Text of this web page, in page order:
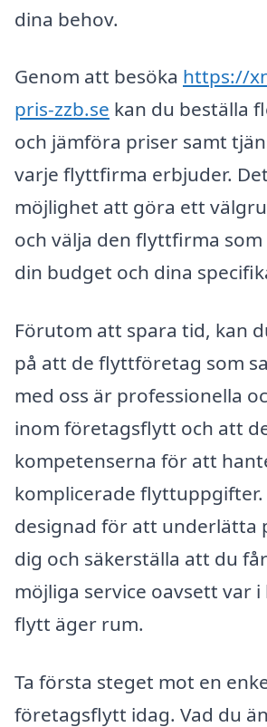
dina behov.
Genom att besöka https://
pris-zzb.se kan du beställa
och jämföra priser samt
varje flyttfirma erbjuder.
möjlighet att göra ett
och välja den flyttfirma
din budget och dina
Förutom att spara tid, kan
på att de flyttföretag som
med oss är professionella
inom företagsflytt och att
kompetenserna för att
komplicerade
designad för att underlätta
dig och säkerställa att du
möjliga service oavsett var
flytt äger rum.
Ta första steget mot en
företagsflytt idag. Vad du